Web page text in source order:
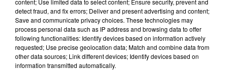
le 20 mai prochain.
Musique
content; Use limited data to select content; Ensure security, prevent and
detect fraud, and fix errors; Deliver and present advertising and content;
Save and communicate privacy choices. These technologies may
process personal data such as IP address and browsing data to offer
following functionalities: Identify devices based on information actively
requested; Use precise geolocation data; Match and combine data from
other data sources; Link different devices; Identify devices based on
information transmitted automatically.